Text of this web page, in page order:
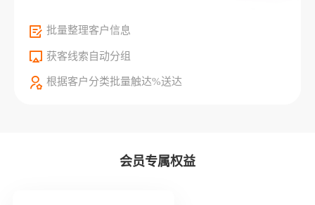
批量整理客户信息
获客线索自动分组
根据客户分类批量触达%送达
会员专属权益